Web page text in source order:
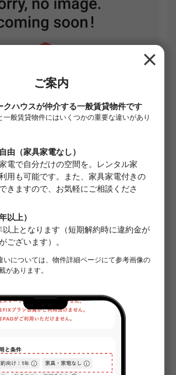
1/1
¥72,500
¥11,000
22,000円
加入要
初回保証料:総賃料の100% 更新時:20,000円/
33,000円
55,000円